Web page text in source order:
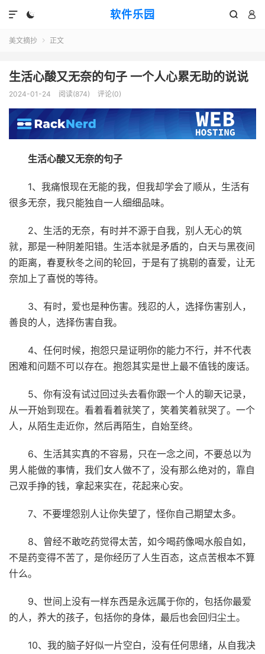
软件乐园 
 

美文摘抄  正文
生活心酸又无奈的句子 一个人心累无助的说说
2024-01-24 阅读(874) 评论(0)
生活心酸又无奈的句子
1、我痛恨现在无能的我，但我却学会了顺从，生活有
很多无奈，我只能独自一人细细品味。
2、生活的无奈，有时并不源于自我，别人无心的筑
就，那是一种阴差阳错。生活本就是矛盾的，白天与黑夜间
的距离，春夏秋冬之间的轮回，于是有了挑剔的喜爱，让无
奈加上了喜悦的等待。
3、有时，爱也是种伤害。残忍的人，选择伤害别人，
善良的人，选择伤害自我。
4、任何时候，抱怨只是证明你的能力不行，并不代表
困难和问题不可以存在。抱怨其实是世上最不值钱的废话。
5、你有没有试过回过头去看你跟一个人的聊天记录，
从一开始到现在。看着看着就笑了，笑着笑着就哭了。一个
人，从陌生走近你，然后再陌生，自始至终。
6、生活其实真的不容易，只在一念之间，不要总以为
男人能做的事情，我们女人做不了，没有那么绝对的，靠自
己双手挣的钱，拿起来实在，花起来心安。
7、不要埋怨别人让你失望了，怪你自己期望太多。
8、曾经不敢吃药觉得太苦，如今喝药像喝水般自如，
不是药变得不苦了，是你经历了人生百态，这点苦根本不算
什么。
9、世间上没有一样东西是永远属于你的，包括你最爱
的人，养大的孩子，包括你的身体，最后也会回归尘土。
10、我的脑子好似一片空白，没有任何思绪，从自我决